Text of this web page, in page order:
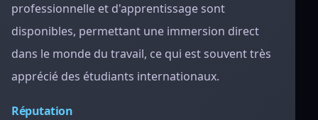
professionnelle et d'apprentissage sont
disponibles, permettant une immersion direct
dans le monde du travail, ce qui est souvent très
apprécié des étudiants internationaux.
Réputation